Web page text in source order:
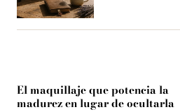
El maquillaje que potencia la
madurez en lugar de ocultarla